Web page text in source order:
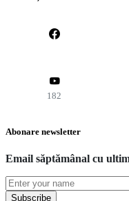
182
Abonare newsletter
Email săptămânal cu
Subscribe